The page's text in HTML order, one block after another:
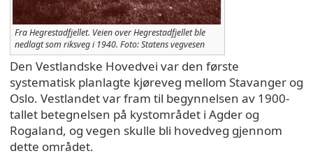
Fra Hegrestadfjellet. Veien over Hegrestadfjellet ble
nedlagt som riksveg i 1940. Foto: Statens vegvesen
Den Vestlandske Hovedvei var den første
systematisk planlagte kjøreveg mellom Stavanger og
Oslo. Vestlandet var fram til begynnelsen av 1900-
tallet betegnelsen på kystområdet i Agder og
Rogaland, og vegen skulle bli hovedveg gjennom
dette området.